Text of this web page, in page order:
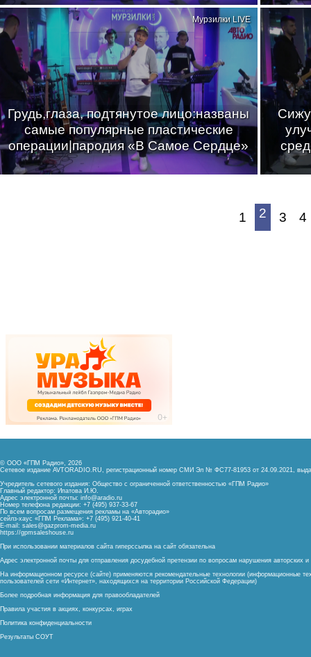
Грудь,глаза, подтянутое лицо:названы
самые популярные пластические
операции|пародия «В Самое Сердце»
Мурзилки LIVE
1 2 3 4
© ООО «ГПМ Радио», 2026
Сетевое издание AVTORADIO.RU, регистрационный номер СМИ Эл № ФС77-81953 от 24.09.2021,
Учредитель сетевого издания: Общество с ограниченной ответственностью «ГПМ Радио»
Главный редактор: Ипатова И.Ю.
Адрес электронной почты: info@aradio.ru
Номер телефона редакции: +7 (495) 937-33-67
По всем вопросам размещения рекламы на «Авторадио»
сейлз-хаус «ГПМ Реклама»: +7 (495) 921-40-41
E-mail: sales@gazprom-media.ru
https://gpmsaleshouse.ru
При использовании материалов сайта гиперссылка на сайт обязательна
Адрес электронной почты для отправления досудебной претензии по вопросам нарушения авторских
На информационном ресурсе (сайте) применяются рекомендательные технологии (информационные
пользователей сети «Интернет», находящихся на территории Российской Федерации)
Более подробная информация для правообладателей
Правила участия в акциях, конкурсах, играх
Политика конфиденциальности
Результаты СОУТ